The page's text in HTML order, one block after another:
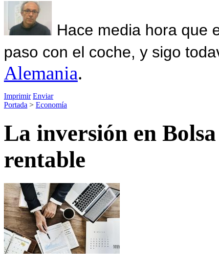
Hace media hora que
paso con el coche, y sigo
Alemania.
Imprimir Enviar
Portada > Economía
La inversión en
rentable